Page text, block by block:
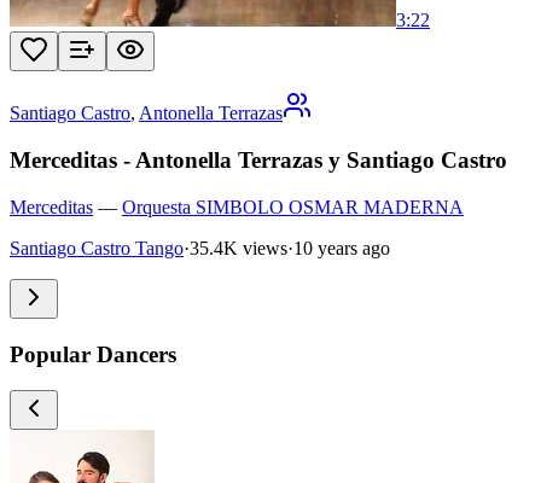
3:22
Santiago Castro, Antonella Terrazas
Merceditas - Antonella Terrazas y Santiago Castro
Merceditas — Orquesta SIMBOLO OSMAR MADERNA
Santiago Castro Tango·35.4K views·10 years ago
Popular Dancers